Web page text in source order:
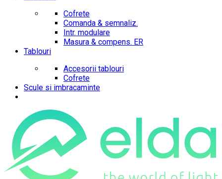
Cofrete
Comanda & semnaliz.
Intr. modulare
Masura & compens. ER
Tablouri
Accesorii tablouri
Cofrete
Scule si imbracaminte